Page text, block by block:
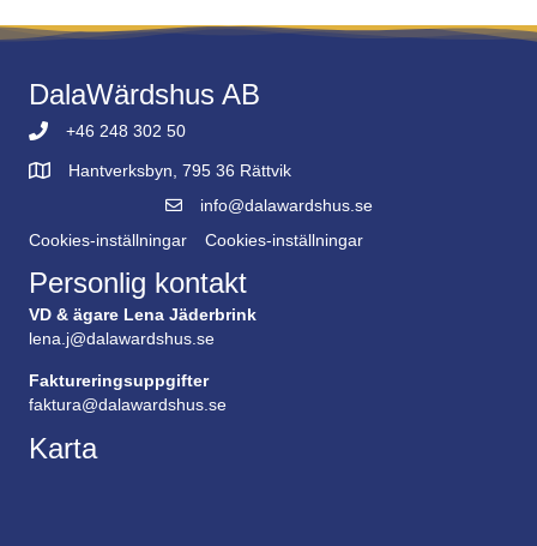
DalaWärdshus AB
+46 248 302 50
Hantverksbyn, 795 36 Rättvik
info@dalawardshus.se
Cookies-inställningar
Cookies-inställningar
Personlig kontakt
VD & ägare Lena Jäderbrink
lena.j@dalawardshus.se
Faktureringsuppgifter
faktura@dalawardshus.se
Karta